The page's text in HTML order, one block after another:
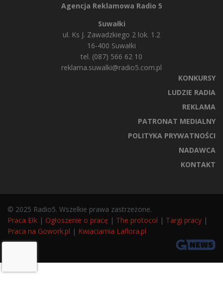
Agencja Reklamowa Radio 5
Suwałki
ul. Ks J. Zawadzkiego 2 lok. 1.2
16-400 Suwałki
tel. (087) 566 62 10
reklama.suwalki@radio5.com.pl
KONKURSY
LUDZIE RADIA
REKLAMA
PATRONAT MEDIALNY
POLITYKA PRYWATNOŚCI
NADAWCA
KONTAKT
© 2025 Radio5. Wszelkie prawa zastrzeżone.
Praca Ełk | Ogłoszenie o pracę | The protocol | Targi pracy |
Praca na Gowork.pl | Kwiaciarnia Laflora.pl